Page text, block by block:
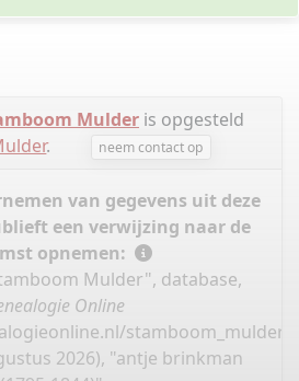
Mulder is opgesteld
. neem contact op
van gegevens uit deze
een verwijzing naar de
opnemen:
Mulder", database,
Online
stamboom_mulder/
2026), "antje brinkman